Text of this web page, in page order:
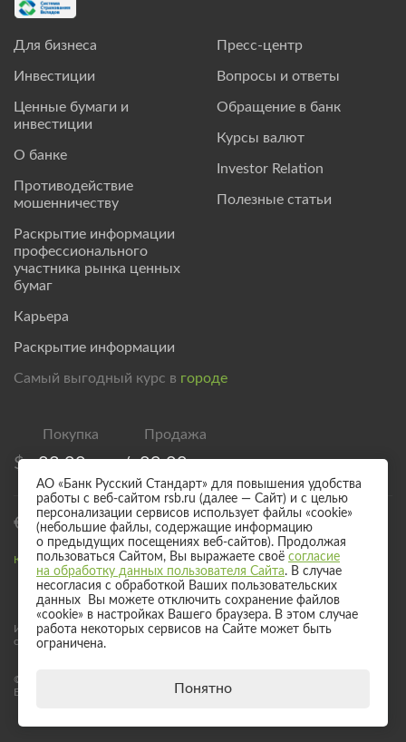
Для бизнеса
Инвестиции
Ценные бумаги и
инвестиции
О банке
Противодействие
мошенничеству
Раскрытие информации
профессионального
участника рынка ценных
бумаг
Карьера
Раскрытие информации
Пресс-центр
Вопросы и ответы
Обращение в банк
Курсы валют
Investor Relation
Полезные статьи
Самый выгодный курс в городе
$ 83,00 / 89,00
€ 95,00 / 101,00
Курс валют для безналичного обмена
Информация о процентных ставках по договорам банковского вклада
с физическими лицами
© 2017 - 2026 АО «Банк Русский Стандарт». Универсальная лицензия
Банка России № 2289 выдана бессрочно 04 сентября 2024 года.
АО «Банк Русский Стандарт» для повышения удобства
работы с веб-сайтом rsb.ru (далее — Сайт) и с целью
персонализации сервисов использует файлы «cookie»
(небольшие файлы, содержащие информацию
о предыдущих посещениях веб-сайтов). Продолжая
пользоваться Сайтом, Вы выражаете своё согласие
на обработку данных пользователя Сайта. В случае
несогласия с обработкой Ваших пользовательских
данных Вы можете отключить сохранение файлов
«cookie» в настройках Вашего браузера. В этом случае
работа некоторых сервисов на Сайте может быть
ограничена.
Понятно